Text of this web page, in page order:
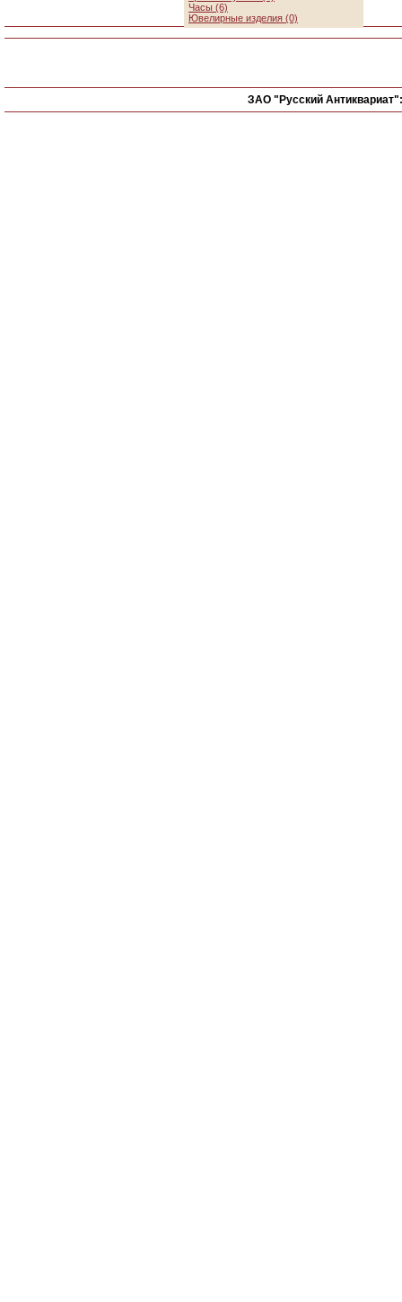
Часы (6)
Ювелирные изделия (0)
ЗАО "Русский Антиквариат":